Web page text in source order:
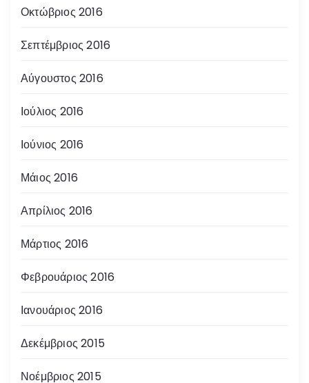
Οκτώβριος 2016
Σεπτέμβριος 2016
Αύγουστος 2016
Ιούλιος 2016
Ιούνιος 2016
Μάιος 2016
Απρίλιος 2016
Μάρτιος 2016
Φεβρουάριος 2016
Ιανουάριος 2016
Δεκέμβριος 2015
Νοέμβριος 2015